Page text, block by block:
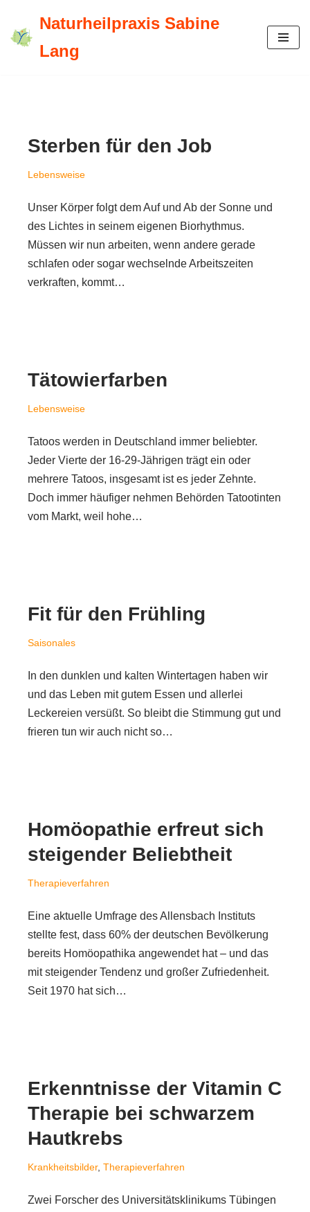
Zum
Naturheilpraxis Sabine
Lang
Sterben für den Job
Lebensweise
Unser Körper folgt dem Auf und Ab der Sonne und
des Lichtes in seinem eigenen Biorhythmus.
Müssen wir nun arbeiten, wenn andere gerade
schlafen oder sogar wechselnde Arbeitszeiten
verkraften, kommt…
Tätowierfarben
Lebensweise
Tatoos werden in Deutschland immer beliebter.
Jeder Vierte der 16-29-Jährigen trägt ein oder
mehrere Tatoos, insgesamt ist es jeder Zehnte.
Doch immer häufiger nehmen Behörden Tatootinten
vom Markt, weil hohe…
Fit für den Frühling
Saisonales
In den dunklen und kalten Wintertagen haben wir
und das Leben mit gutem Essen und allerlei
Leckereien versüßt. So bleibt die Stimmung gut und
frieren tun wir auch nicht so…
Homöopathie erfreut sich
steigender Beliebtheit
Therapieverfahren
Eine aktuelle Umfrage des Allensbach Instituts
stellte fest, dass 60% der deutschen Bevölkerung
bereits Homöopathika angewendet hat – und das
mit steigender Tendenz und großer Zufriedenheit.
Seit 1970 hat sich…
Erkenntnisse der Vitamin C
Therapie bei schwarzem
Hautkrebs
Krankheitsbilder, Therapieverfahren
Zwei Forscher des Universitätsklinikums Tübingen